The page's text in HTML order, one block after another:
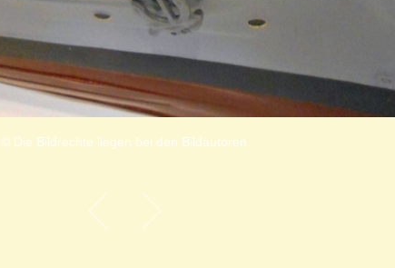
© Die Bildrechte liegen bei den Bildautoren